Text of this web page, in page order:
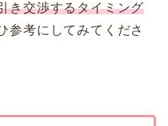
き交渉するタイミング
参考にしてみてくださ